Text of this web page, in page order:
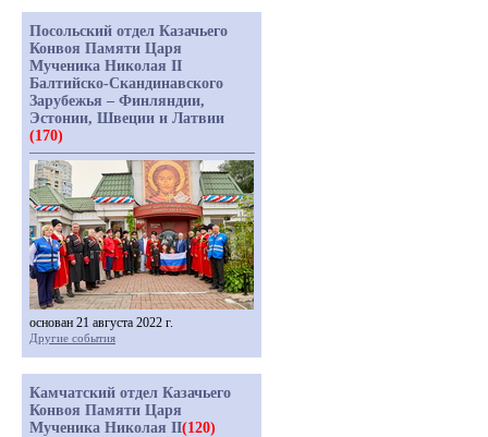
Посольский отдел Казачьего
Конвоя Памяти Царя
Мученика Николая II
Балтийско-Скандинавского
Зарубежья – Финляндии,
Эстонии, Швеции и Латвии
(170)
основан 21 августа 2022 г.
Другие события
Камчатский отдел Казачьего
Конвоя Памяти Царя
Мученика Николая II(120)